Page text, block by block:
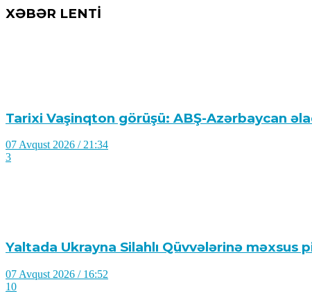
XƏBƏR LENTİ
Tarixi Vaşinqton görüşü: ABŞ-Azərbaycan
07 Avqust 2026 / 21:34
3
Yaltada Ukrayna Silahlı Qüvvələrinə məxsus
07 Avqust 2026 / 16:52
10